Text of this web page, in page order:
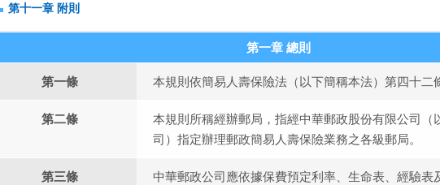
第十一章 附則
第一章 總則
第一條 本規則依簡易人壽保險法（以下簡稱本法）第四十二
第二條
本規則所稱經辦郵局，指經中華郵政股份有限公司（
司）指定辦理郵政簡易人壽保險業務之各級郵局。
第三條
中華郵政公司應依據保費預定利率、生命表、經驗表